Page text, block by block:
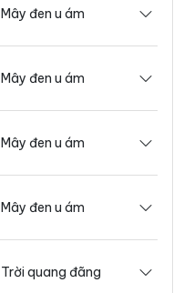
Mây đen u ám
Mây đen u ám
Mây đen u ám
Mây đen u ám
Trời quang đãng